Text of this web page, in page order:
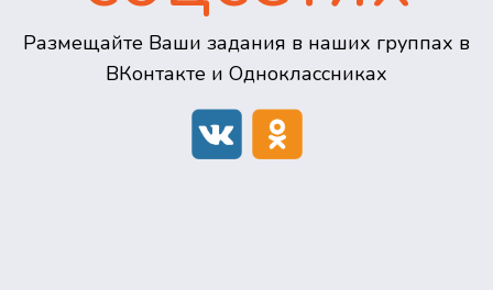
Размещайте Ваши задания в наших группах в
ВКонтакте и Одноклассниках